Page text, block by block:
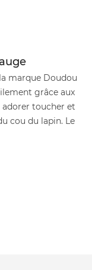
marque Doudou
grâce aux
adorer toucher et
cou du lapin. Le